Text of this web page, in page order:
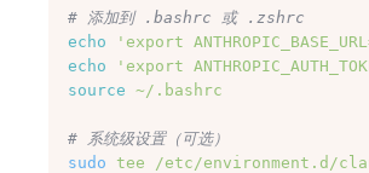
# 添加到 .bashrc 或 .zshrc
echo
'export
echo
'export
source ~/.bashrc
# 系统级设置（可选）
sudo
tee /etc/environment.d/